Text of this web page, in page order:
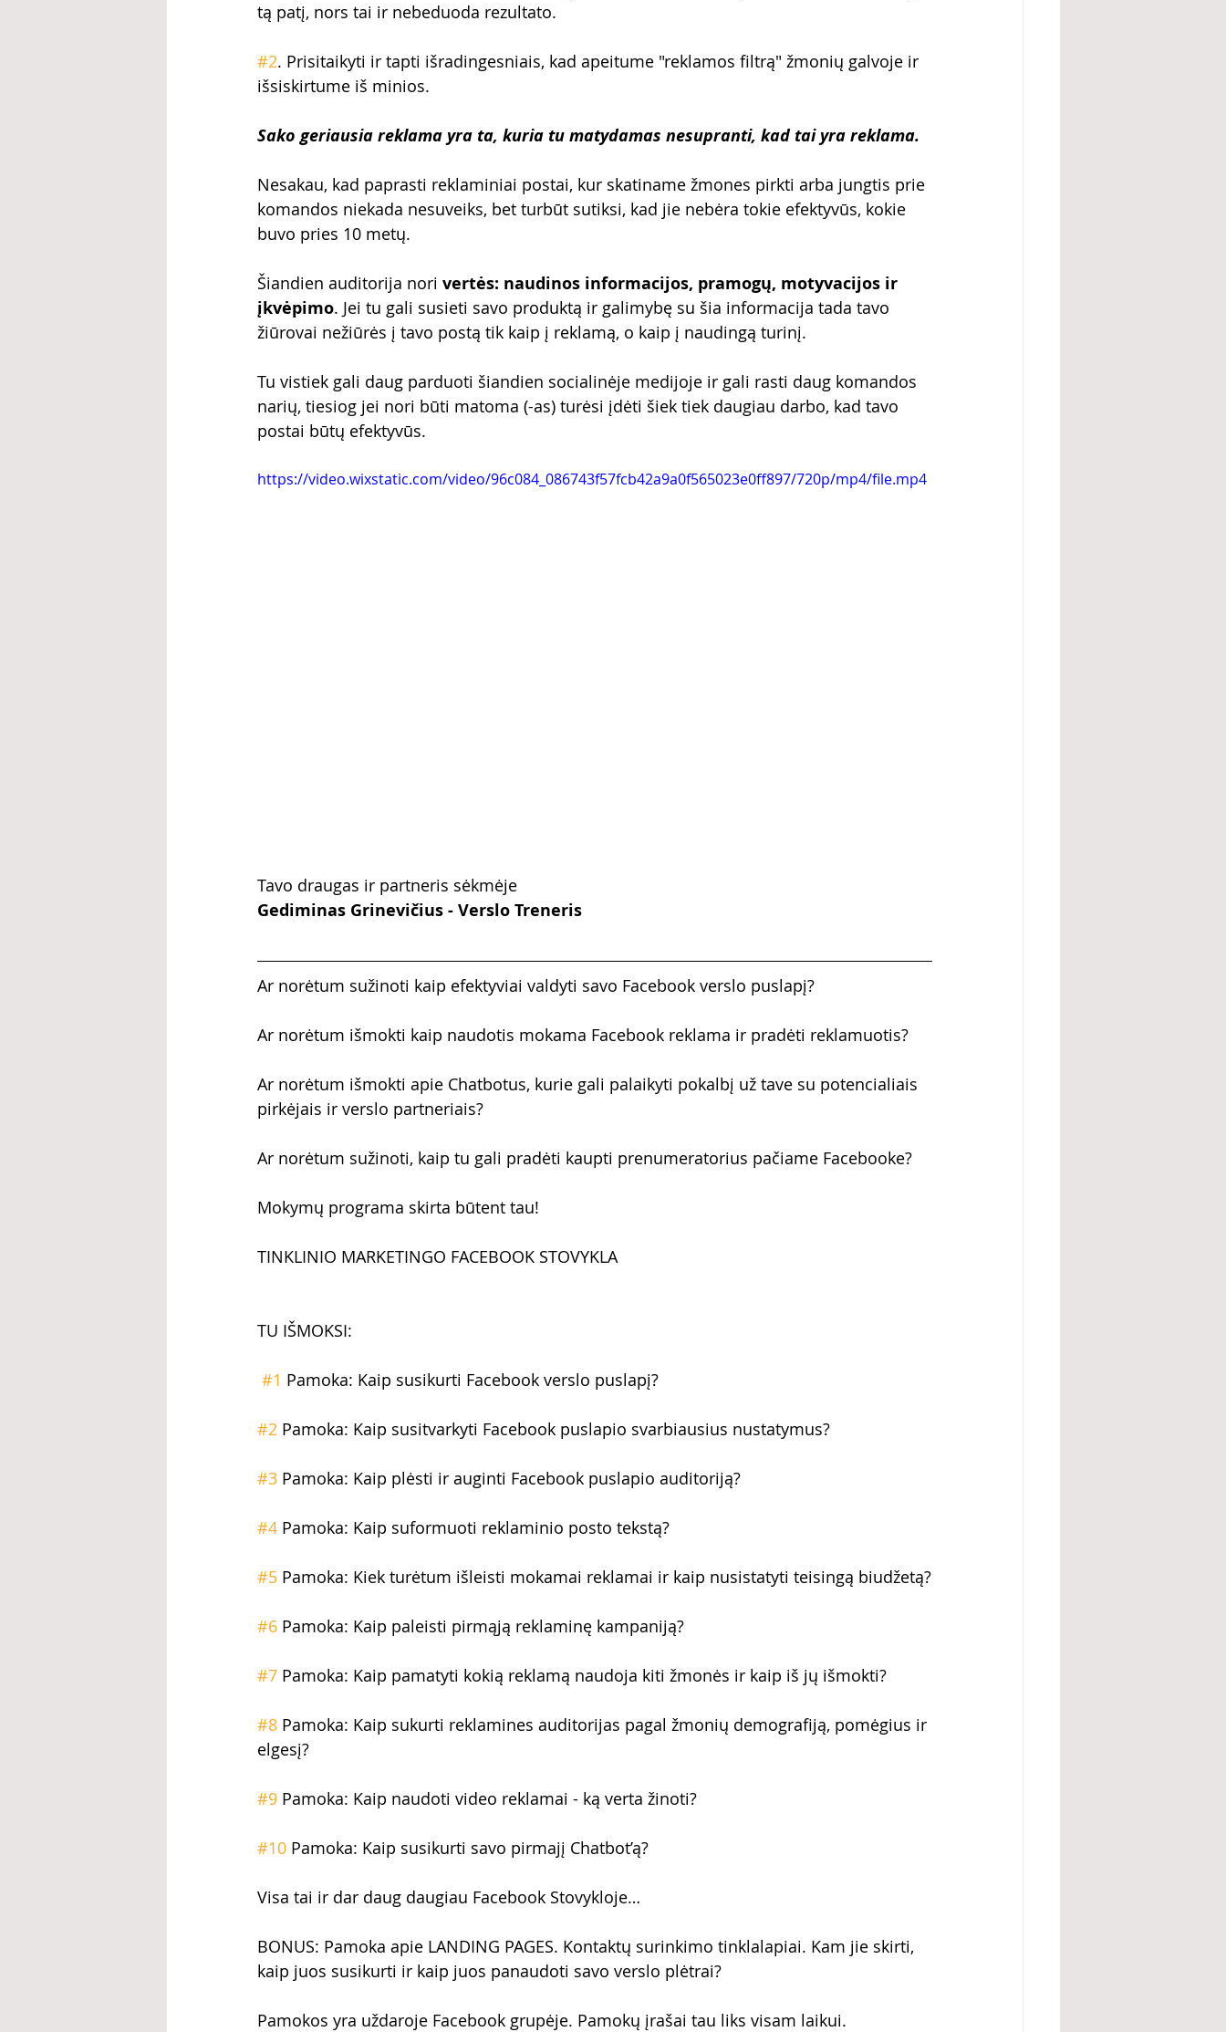
tą patį, nors tai ir nebeduoda rezultato.
#2. Prisitaikyti ir tapti išradingesniais, kad apeitume "reklamos filtrą" žmonių galvoje ir
išsiskirtume iš minios.
Sako geriausia reklama yra ta, kuria tu matydamas nesupranti, kad tai yra reklama.
Nesakau, kad paprasti reklaminiai postai, kur skatiname žmones pirkti arba jungtis prie
komandos niekada nesuveiks, bet turbūt sutiksi, kad jie nebėra tokie efektyvūs, kokie
buvo pries 10 metų.
Šiandien auditorija nori vertės: naudinos informacijos, pramogų, motyvacijos ir
įkvėpimo. Jei tu gali susieti savo produktą ir galimybę su šia informacija tada tavo
žiūrovai nežiūrės į tavo postą tik kaip į reklamą, o kaip į naudingą turinį.
Tu vistiek gali daug parduoti šiandien socialinėje medijoje ir gali rasti daug komandos
narių, tiesiog jei nori būti matoma (-as) turėsi įdėti šiek tiek daugiau darbo, kad tavo
postai būtų efektyvūs.
https://video.wixstatic.com/video/96c084_086743f57fcb42a9a0f565023e0ff897/720p/mp4/file.mp4
Tavo draugas ir partneris sėkmėje
Gediminas Grinevičius - Verslo Treneris
Ar norėtum sužinoti kaip efektyviai valdyti savo Facebook verslo puslapį?
Ar norėtum išmokti kaip naudotis mokama Facebook reklama ir pradėti reklamuotis?
Ar norėtum išmokti apie Chatbotus, kurie gali palaikyti pokalbį už tave su potencialiais
pirkėjais ir verslo partneriais?
Ar norėtum sužinoti, kaip tu gali pradėti kaupti prenumeratorius pačiame Facebooke?
Mokymų programa skirta būtent tau!
TINKLINIO MARKETINGO FACEBOOK STOVYKLA
TU IŠMOKSI:
#1 Pamoka: Kaip susikurti Facebook verslo puslapį?
#2 Pamoka: Kaip susitvarkyti Facebook puslapio svarbiausius nustatymus?
#3 Pamoka: Kaip plėsti ir auginti Facebook puslapio auditoriją?
#4 Pamoka: Kaip suformuoti reklaminio posto tekstą?
#5 Pamoka: Kiek turėtum išleisti mokamai reklamai ir kaip nusistatyti teisingą biudžetą?
#6 Pamoka: Kaip paleisti pirmąją reklaminę kampaniją?
#7 Pamoka: Kaip pamatyti kokią reklamą naudoja kiti žmonės ir kaip iš jų išmokti?
#8 Pamoka: Kaip sukurti reklamines auditorijas pagal žmonių demografiją, pomėgius ir
elgesį?
#9 Pamoka: Kaip naudoti video reklamai - ką verta žinoti?
#10 Pamoka: Kaip susikurti savo pirmajį Chatbot’ą?
Visa tai ir dar daug daugiau Facebook Stovykloje…
BONUS: Pamoka apie LANDING PAGES. Kontaktų surinkimo tinklalapiai. Kam jie skirti,
kaip juos susikurti ir kaip juos panaudoti savo verslo plėtrai?
Pamokos yra uždaroje Facebook grupėje. Pamokų įrašai tau liks visam laikui.